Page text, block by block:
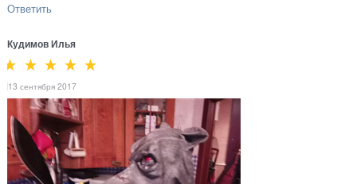
Ответить
Кудимов Илья
13 сентября 2017